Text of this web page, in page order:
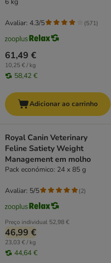
61,49 €
10,25 € / kg
58,42 €
Avaliar: 4.3/5 (571)
Adicionar ao carrinho
Royal Canin Veterinary
Feline Satiety Weight
Management em molho
Pack económico: 24 x 85 g
Preço individual 52,98 €
46,99 €
23,03 € / kg
44,64 €
Avaliar: 5/5 (2)